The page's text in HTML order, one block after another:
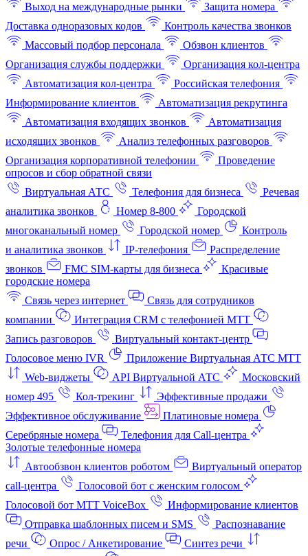
Выход на международные рынки
Защита номера
Доставка одноразовых кодов
Контроль качества звонков
Массовый подбор персонала
Обзвон клиентов
Организация службы поддержки
Организация кол-центра
Автоматизация кол-центра
Российская телефония
Информирование клиентов
Автоматизация рекрутинга
Автоматизация входящих звонков
Автоматизация
исходящих звонков
Анализ телефонных разговоров
Организация корпоративной телефонии
Проведение
опросов и сбор обратной связи
Виртуальная АТС
Телефония для бизнеса
Речевая
аналитика звонков
Номер 8-800
Городской
многоканальный номер
Городской номер
Контроль
и аналитика звонков
IP-телефония
Распределение
звонков
FMC SIM-карты для бизнеса
Красивые
городские номера
Связь через интернет
Связь для сотрудников
компании
Интеграция CRM с телефонией МТТ
Запись разговоров
Виртуальный контакт‑центр
Голосовое меню IVR
Приложение Виртуальная АТС МТТ
Web-виджеты
API Виртуальной АТС
Московский
номер 495
Кол-трекинг
Эффективные продажи
Эффективное обслуживание
Платиновые номера
Серебряные номера
Телефония для Call-центра
Золотые телефонные номера
Автообзвон клиентов роботом
Виртуальный оператор
call-центра
Голосовой бот с женским голосом
Голосовой бот МТТ VoiceBox
Информирование клиентов
Отправка шаблонных писем и SMS
Распознавание
речи
Опрос / Анкетирование
Синтез речи